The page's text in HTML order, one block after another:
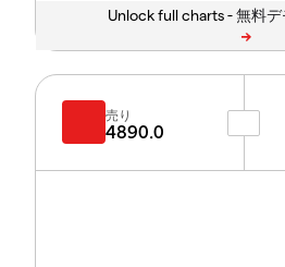
Unlock full charts -
売り
4890.0